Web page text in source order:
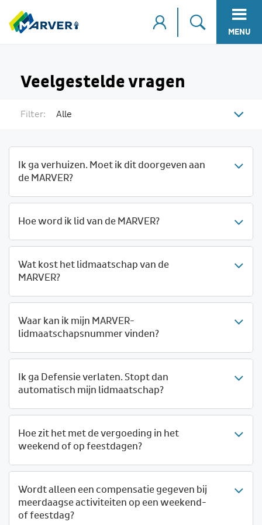
MENU
Veelgestelde vragen
Filter: Alle
Ik ga verhuizen. Moet ik dit doorgeven aan
de MARVER?
Hoe word ik lid van de MARVER?
Wat kost het lidmaatschap van de
MARVER?
Waar kan ik mijn MARVER-
lidmaatschapsnummer vinden?
Ik ga Defensie verlaten. Stopt dan
automatisch mijn lidmaatschap?
Hoe zit het met de vergoeding in het
weekend of op feestdagen?
Wordt alleen een compensatie gegeven bij
meerdaagse activiteiten op een weekend-
of feestdag?